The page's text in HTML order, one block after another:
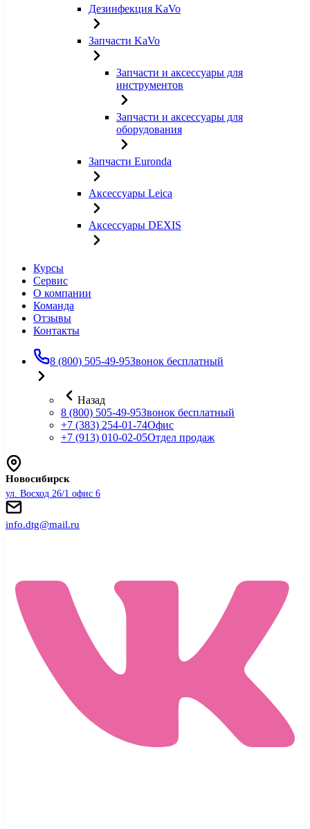
Дезинфекция KaVo
Запчасти KaVo
Запчасти и аксессуары для
инструментов
Запчасти и аксессуары для
оборудования
Запчасти Euronda
Аксессуары Leica
Аксессуары DEXIS
Курсы
Сервис
О компании
Команда
Отзывы
Контакты
8 (800) 505-49-95Звонок бесплатный
Назад
8 (800) 505-49-95Звонок бесплатный
+7 (383) 254-01-74Офис
+7 (913) 010-02-05Отдел продаж
Новосибирск
ул. Восход 26/1 офис 6
info.dtg@mail.ru